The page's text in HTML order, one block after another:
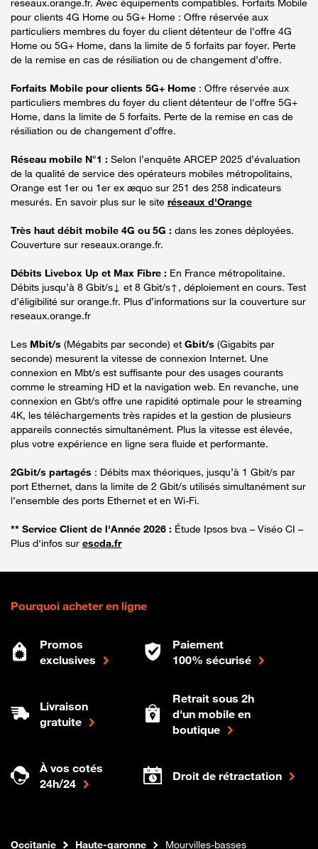
pour clients 4G Home ou 5G+ Home : Offre réservée aux
particuliers membres du foyer du client détenteur de l'offre 4G
Home ou 5G+ Home, dans la limite de 5 forfaits par foyer. Perte
de la remise en cas de résiliation ou de changement d’offre.
Forfaits Mobile pour clients 5G+ Home : Offre réservée aux
particuliers membres du foyer du client détenteur de l'offre 5G+
Home, dans la limite de 5 forfaits. Perte de la remise en cas de
résiliation ou de changement d’offre.
Réseau mobile N°1 : Selon l’enquête ARCEP 2025 d’évaluation
de la qualité de service des opérateurs mobiles métropolitains,
Orange est 1er ou 1er ex æquo sur 251 des 258 indicateurs
mesurés. En savoir plus sur le site réseaux d'Orange
Très haut débit mobile 4G ou 5G : dans les zones déployées.
Couverture sur reseaux.orange.fr.
Débits Livebox Up et Max Fibre : En France métropolitaine.
Débits jusqu’à 8 Gbit/s↓ et 8 Gbit/s↑, déploiement en cours. Test
d’éligibilité sur orange.fr. Plus d’informations sur la couverture sur
reseaux.orange.fr
Les Mbit/s (Mégabits par seconde) et Gbit/s (Gigabits par
seconde) mesurent la vitesse de connexion Internet. Une
connexion en Mbt/s est suffisante pour des usages courants
comme le streaming HD et la navigation web. En revanche, une
connexion en Gbt/s offre une rapidité optimale pour le streaming
4K, les téléchargements très rapides et la gestion de plusieurs
appareils connectés simultanément. Plus la vitesse est élevée,
plus votre expérience en ligne sera fluide et performante.
2Gbit/s partagés : Débits max théoriques, jusqu’à 1 Gbit/s par
port Ethernet, dans la limite de 2 Gbit/s utilisés simultanément sur
l’ensemble des ports Ethernet et en Wi-Fi.
** Service Client de l'Année 2026 : Étude Ipsos bva – Viséo CI –
Plus d'infos sur escda.fr
Pourquoi acheter en ligne
Promos
exclusives
Paiement
100% sécurisé
Livraison
gratuite
Retrait sous 2h
d'un mobile en
boutique
À vos cotés
24h/24
Droit de rétractation
Boutique Orange
Internet fibre
Occitanie Haute-garonne Mourvilles-basses